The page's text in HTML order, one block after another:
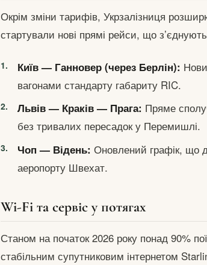
Окрім зміни тарифів, Укрзалізниця
стартували нові прямі рейси, що
Київ — Ганновер (через Берлін):
вагонами стандарту габариту RIC.
Львів — Краків — Прага: Пряме
без тривалих пересадок у Перемишлі.
Чоп — Відень: Оновлений графік, що
аеропорту Швехат.
Wi-Fi та сервіс у потягах
Станом на початок 2026 року понад 90%
стабільним супутниковим інтернетом